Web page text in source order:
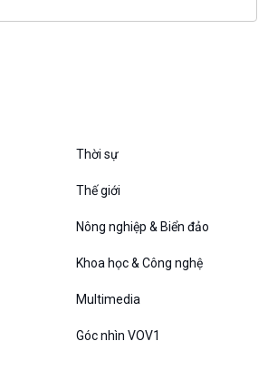
Bình luận
Chuyện đêm
Thời sự
Thế giới
Nông nghiệp & Biển đảo
Khoa học & Công nghệ
Multimedia
Góc nhìn VOV1